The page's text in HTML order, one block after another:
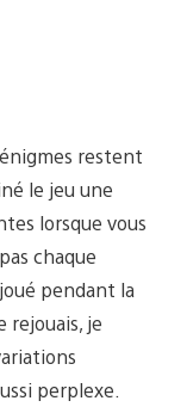
restent
le jeu une
lorsque vous
chaque
pendant la
rejouais, je
perplexe.